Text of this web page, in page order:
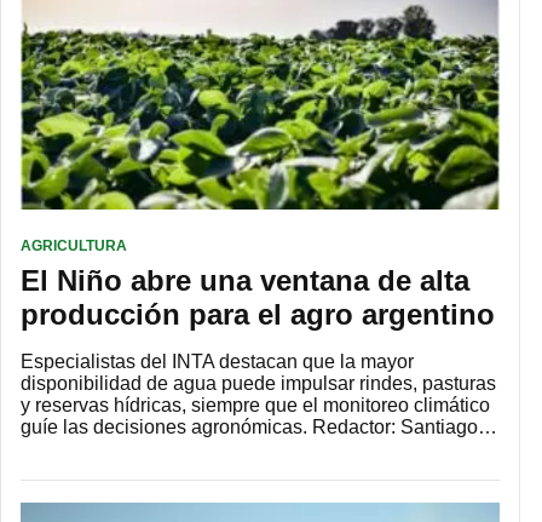
AGRICULTURA
El Niño abre una ventana de alta
producción para el agro argentino
Especialistas del INTA destacan que la mayor
disponibilidad de agua puede impulsar rindes, pasturas
y reservas hídricas, siempre que el monitoreo climático
guíe las decisiones agronómicas. Redactor: Santiago…